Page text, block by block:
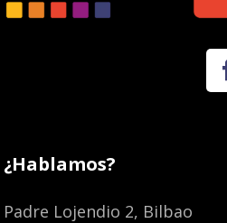
¿Hablamos?
Padre Lojendio 2, Bilbao